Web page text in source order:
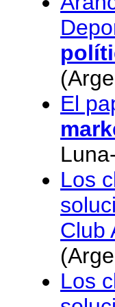
El
Los
Club
Los